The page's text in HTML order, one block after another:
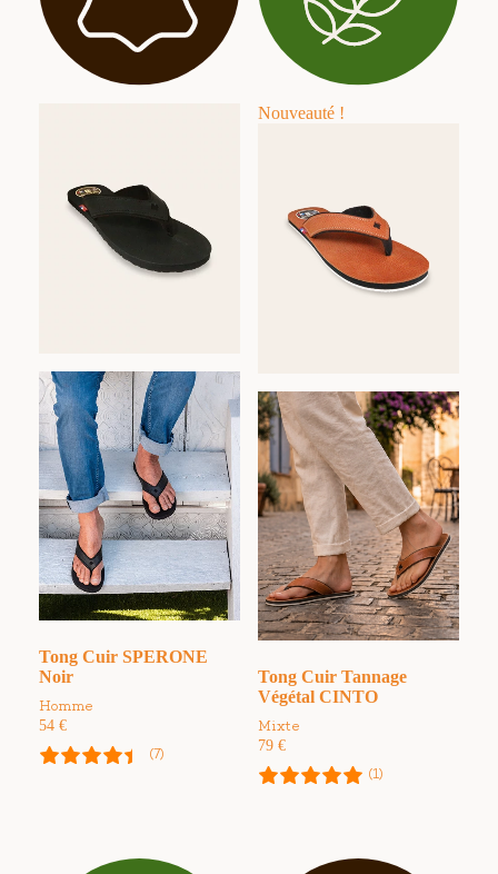
Tong Cuir SPERONE
Noir
Homme
54 €
(7)
Nouveauté !
Tong Cuir Tannage
Végétal CINTO
Mixte
79 €
(1)